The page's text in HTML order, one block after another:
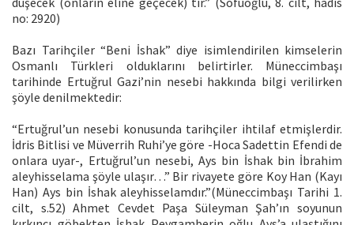
no: 2920)
Bazı Tarihçiler “Beni İshak” diye isimlendirilen kimselerin
Osmanlı Türkleri olduklarını belirtirler. Müneccimbaşı
tarihinde Ertuğrul Gazi’nin nesebi hakkında bilgi verilirken
şöyle denilmektedir:
“Ertuğrul’un nesebi konusunda tarihçiler ihtilaf etmişlerdir.
İdris Bitlisi ve Müverrih Ruhi’ye göre -Hoca Sadettin Efendi de
onlara uyar-, Ertuğrul’un nesebi, Ays bin İshak bin İbrahim
aleyhisselama şöyle ulaşır…” Bir rivayete göre Koy Han (Kayı
Han) Ays bin İshak aleyhisselamdır.”(Müneccimbaşı Tarihi 1.
cilt, s.52) Ahmet Cevdet Paşa Süleyman Şah’ın soyunun